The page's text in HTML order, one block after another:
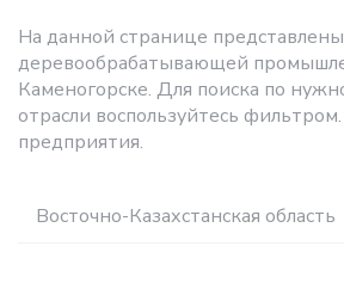
На данной странице
деревообрабатывающей
Каменогорске. Для поиска по
отрасли воспользуйтесь
предприятия.
Восточно-Казахстанская область